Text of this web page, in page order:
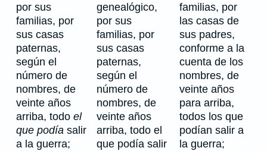
por sus
familias, por
sus casas
paternas,
según el
número de
nombres, de
veinte años
arriba, todo el
que podía salir
a la guerra;
genealógico,
por sus
familias, por
sus casas
paternas,
según el
número de
nombres, de
veinte años
arriba, todo el
que podía salir
familias, por
las casas de
sus padres,
conforme a la
cuenta de los
nombres, de
veinte años
para arriba,
todos los que
podían salir a
la guerra;